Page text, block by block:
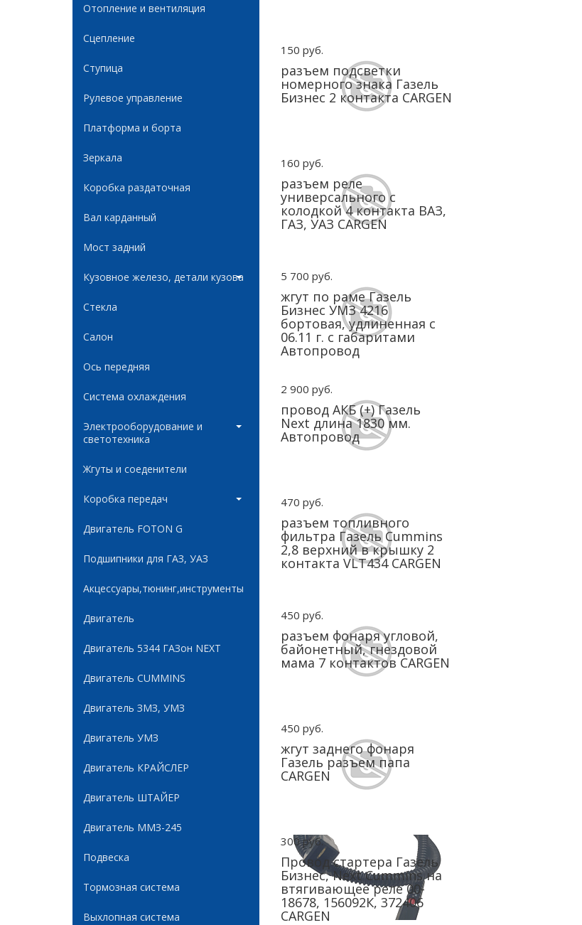
Отопление и вентиляция
Сцепление
Ступица
Рулевое управление
Платформа и борта
Зеркала
Коробка раздаточная
Вал карданный
Мост задний
Кузовное железо, детали кузова
Стекла
Салон
Ось передняя
Система охлаждения
Электрооборудование и
светотехника
Жгуты и соеденители
Коробка передач
Двигатель FOTON G
Подшипники для ГАЗ, УАЗ
Акцессуары,тюнинг,инструменты
Двигатель
Двигатель 5344 ГАЗон NEXT
Двигатель CUMMINS
Двигатель ЗМЗ, УМЗ
Двигатель УМЗ
Двигатель КРАЙСЛЕР
Двигатель ШТАЙЕР
Двигатель ММЗ-245
Подвеска
Тормозная система
Выхлопная система
150 руб.
разъем подсветки
номерного знака Газель
Бизнес 2 контакта CARGEN
160 руб.
разъем реле
универсального с
колодкой 4 контакта ВАЗ,
ГАЗ, УАЗ CARGEN
5 700 руб.
жгут по раме Газель
Бизнес УМЗ 4216
бортовая, удлиненная с
06.11 г. с габаритами
Автопровод
2 900 руб.
провод АКБ (+) Газель
Next длина 1830 мм.
Автопровод
470 руб.
разъем топливного
фильтра Газель Cummins
2,8 верхний в крышку 2
контакта VLT434 CARGEN
450 руб.
разъем фонаря угловой,
байонетный, гнездовой
мама 7 контактов CARGEN
450 руб.
жгут заднего фонаря
Газель разъем папа
CARGEN
300 руб.
Провод стартера Газель
Бизнес, Next Cummins на
втягивающее реле 00-
18678, 156092К, 372406
CARGEN